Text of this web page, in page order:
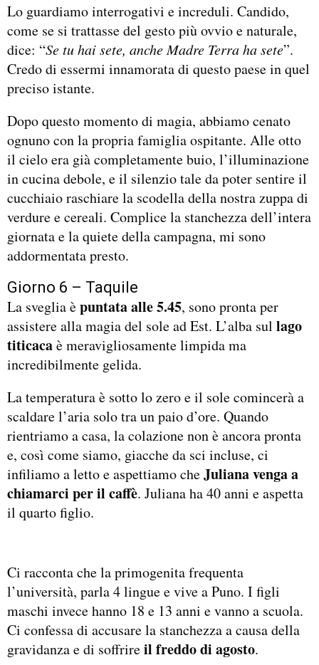
Lo guardiamo interrogativi e increduli. Candido,
come se si trattasse del gesto più ovvio e naturale,
dice: “Se tu hai sete, anche Madre Terra ha sete”.
Credo di essermi innamorata di questo paese in quel
preciso istante.
Dopo questo momento di magia, abbiamo cenato
ognuno con la propria famiglia ospitante. Alle otto
il cielo era già completamente buio, l’illuminazione
in cucina debole, e il silenzio tale da poter sentire il
cucchiaio raschiare la scodella della nostra zuppa di
verdure e cereali. Complice la stanchezza dell’intera
giornata e la quiete della campagna, mi sono
addormentata presto.
Giorno 6 – Taquile
La sveglia èpuntata alle 5.45, sono pronta per
assistere alla magia del sole ad Est. L’alba sul lago
titicacaè meravigliosamente limpida ma
incredibilmente gelida.
La temperatura è sotto lo zero e il sole comincerà a
scaldare l’aria solo tra un paio d’ore. Quando
rientriamo a casa, la colazione non è ancora pronta
e, così come siamo, giacche da sci incluse, ci
infiliamo a letto e aspettiamo cheJuliana venga a
chiamarci per il caffè. Juliana ha 40 anni e aspetta
il quarto figlio.
Ci racconta che la primogenita frequenta
l’università, parla 4 lingue e vive a Puno. I figli
maschi invece hanno 18 e 13 anni e vanno a scuola.
Ci confessa di accusare la stanchezza a causa della
gravidanza e di soffrireil freddo di agosto.